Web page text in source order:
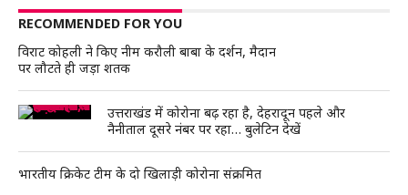
RECOMMENDED FOR YOU
विराट कोहली ने किए नीम करौली बाबा के दर्शन, मैदान
पर लौटते ही जड़ा शतक
उत्तराखंड में कोरोना बढ़ रहा है, देहरादून पहले और
नैनीताल दूसरे नंबर पर रहा… बुलेटिन देखें
भारतीय क्रिकेट टीम के दो खिलाड़ी कोरोना संक्रमित